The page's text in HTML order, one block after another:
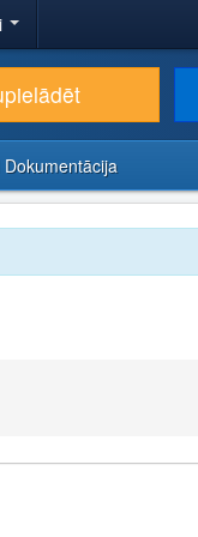
Dokumentācija